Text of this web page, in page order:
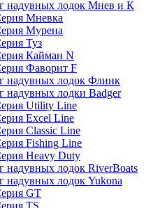
надувных лодок Мнев и К
Мневка
Мурена
Туз
Кайман N
Фаворит F
надувных лодок Флинк
надувных лодки Badger
Utility Line
Excel Line
Classic Line
Fishing Line
Heavy Duty
надувных лодок RiverBoats
надувных лодок Yukona
GT
TS